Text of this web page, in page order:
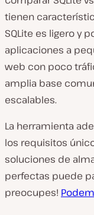
tienen
SQLite es ligero y
aplicaciones a
web con poco
amplia base
escalables.
La herramienta
los requisitos
soluciones de
perfectas puede
preocupes!